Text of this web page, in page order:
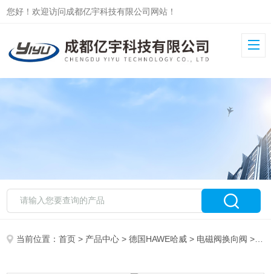
您好！欢迎访问成都亿宇科技有限公司网站！
当前位置：首页 > 产品中心 >德国HAWE哈威 > 电磁阀换向阀 > GS2-3-G24HAWE哈威德国HAWE电磁阀GS2-2-G24